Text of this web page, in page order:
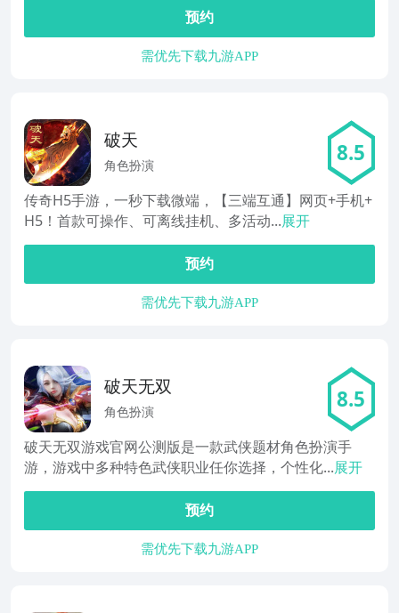
预约
需优先下载九游APP
破天
角色扮演 8.5
传奇H5手游，一秒下载微端，【三端互通】网页+手机+
H5！首款可操作、可离线挂机、多活动...展开
预约
需优先下载九游APP
破天无双
角色扮演 8.5
破天无双游戏官网公测版是一款武侠题材角色扮演手
游，游戏中多种特色武侠职业任你选择，个性化...展开
预约
需优先下载九游APP